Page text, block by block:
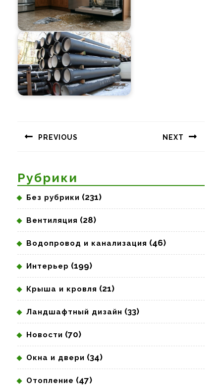
записям
PREVIOUS NEXT
Рубрики
Без рубрики (231)
Вентиляция (28)
Водопровод и канализация (46)
Интерьер (199)
Крыша и кровля (21)
Ландшафтный дизайн (33)
Новости (70)
Окна и двери (34)
Отопление (47)